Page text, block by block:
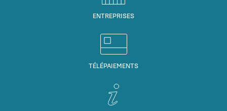
ENTREPRISES
TÉLÉPAIEMENTS